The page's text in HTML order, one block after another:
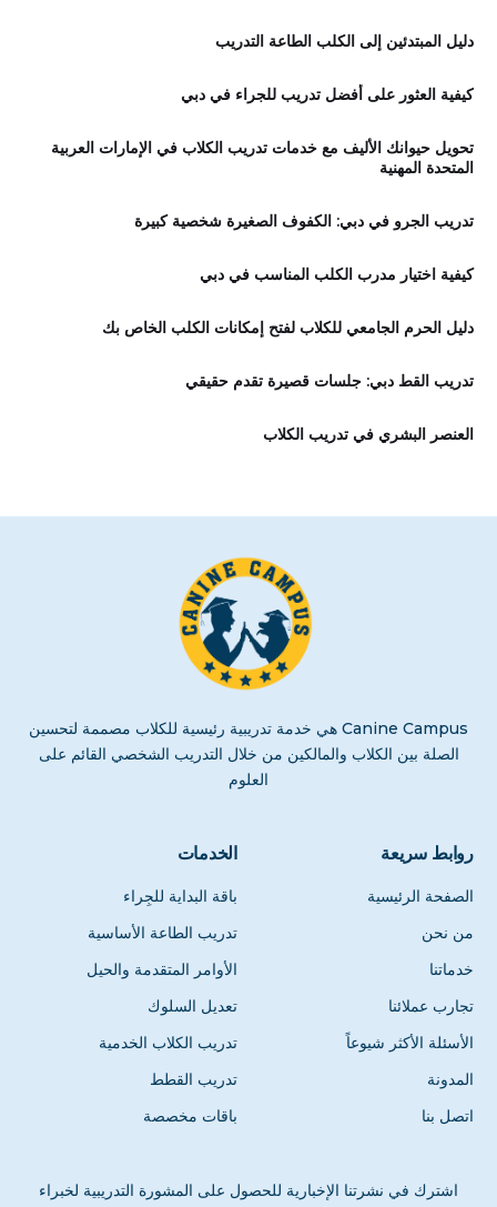
دليل المبتدئين إلى الكلب الطاعة التدريب
كيفية العثور على أفضل تدريب للجراء في دبي
تحويل حيوانك الأليف مع خدمات تدريب الكلاب في الإمارات العربية
المتحدة المهنية
تدريب الجرو في دبي: الكفوف الصغيرة شخصية كبيرة
كيفية اختيار مدرب الكلب المناسب في دبي
دليل الحرم الجامعي للكلاب لفتح إمكانات الكلب الخاص بك
تدريب القط دبي: جلسات قصيرة تقدم حقيقي
العنصر البشري في تدريب الكلاب
Canine Campus هي خدمة تدريبية رئيسية للكلاب مصممة لتحسين
الصلة بين الكلاب والمالكين من خلال التدريب الشخصي القائم على
العلوم
روابط سريعة
الصفحة الرئيسية
من نحن
خدماتنا
تجارب عملائنا
الأسئلة الأكثر شيوعاً
المدونة
اتصل بنا
الخدمات
باقة البداية للجِراء
تدريب الطاعة الأساسية
الأوامر المتقدمة والحيل
تعديل السلوك
تدريب الكلاب الخدمية
تدريب القطط
باقات مخصصة
اشترك في نشرتنا الإخبارية للحصول على المشورة التدريبية لخبراء